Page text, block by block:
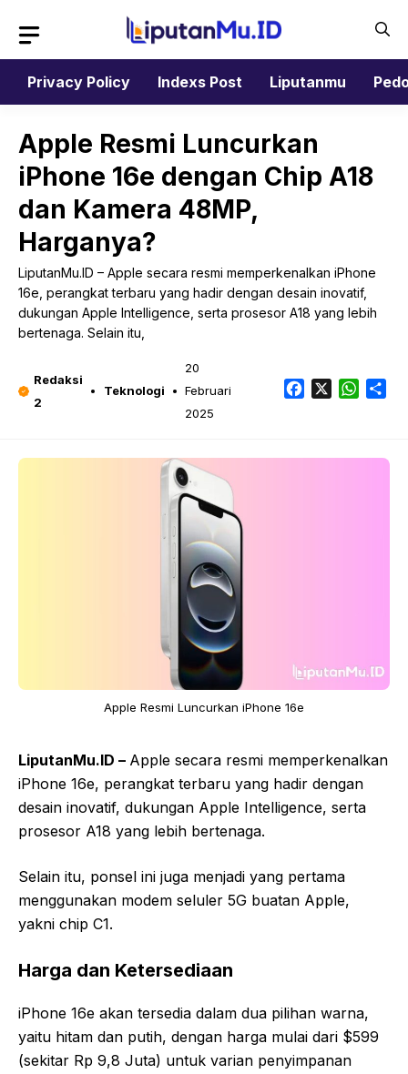
isi
Privacy Policy
Indexs Post Liputanmu
Apple Resmi Luncurkan
iPhone 16e dengan Chip A18
dan Kamera 48MP,
Harganya?
LiputanMu.ID – Apple secara resmi memperkenalkan iPhone
16e, perangkat terbaru yang hadir dengan desain inovatif,
dukungan Apple Intelligence, serta prosesor A18 yang lebih
bertenaga. Selain itu,
Redaksi
2
Teknologi
20
Februari
2025
Facebook
Apple Resmi Luncurkan iPhone 16e
LiputanMu.ID – Apple secara resmi memperkenalkan
iPhone 16e, perangkat terbaru yang hadir dengan
desain inovatif, dukungan Apple Intelligence, serta
prosesor A18 yang lebih bertenaga.
Selain itu, ponsel ini juga menjadi yang pertama
menggunakan modem seluler 5G buatan Apple,
yakni chip C1.
Harga dan Ketersediaan
iPhone 16e akan tersedia dalam dua pilihan warna,
yaitu hitam dan putih, dengan harga mulai dari $599
(sekitar Rp 9,8 Juta) untuk varian penyimpanan